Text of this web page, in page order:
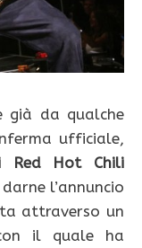
già da qualche
ufficiale,
Red Hot Chili
l’annuncio
attraverso un
il quale ha